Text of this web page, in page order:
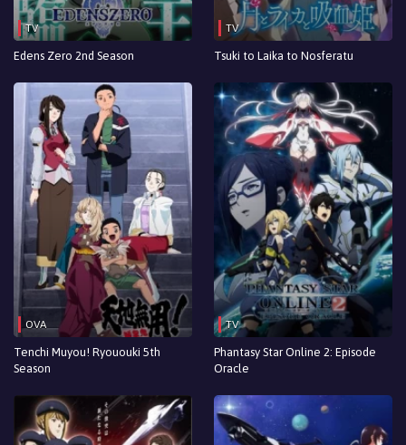
TV
Edens Zero 2nd Season
TV
Tsuki to Laika to Nosferatu
OVA
Tenchi Muyou! Ryououki 5th
Season
TV
Phantasy Star Online 2: Episode
Oracle